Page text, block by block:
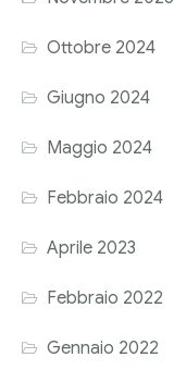
Ottobre 2024
Giugno 2024
Maggio 2024
Febbraio 2024
Aprile 2023
Febbraio 2022
Gennaio 2022